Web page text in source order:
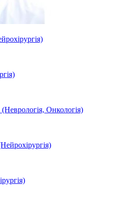
(Неврологія, Онкологія)